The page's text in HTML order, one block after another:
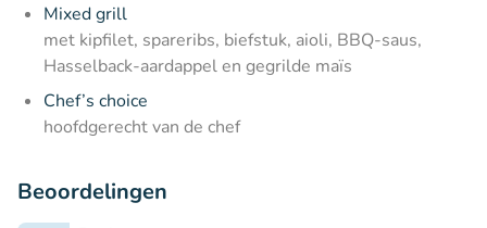
Mixed grill
met kipfilet, spareribs, biefstuk, aioli, BBQ-saus,
Hasselback-aardappel en gegrilde maïs
Chef’s choice
hoofdgerecht van de chef
Beoordelingen